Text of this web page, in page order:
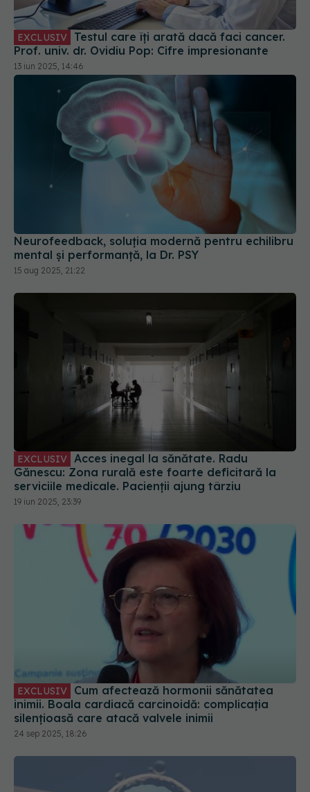
EXCLUSIV
Prof. univ. dr. Ovidiu Pop: Cifre impresionante
13 iun 2025, 14:46
Neurofeedback, soluția modernă pentru echilibru
mental și performanță, la Dr. PSY
15 aug 2025, 21:22
EXCLUSIV
Gănescu: Zona rurală este foarte deficitară la
serviciile medicale. Pacienții ajung târziu
19 iun 2025, 23:39
EXCLUSIV
inimii. Boala cardiacă carcinoidă: complicația
silențioasă care atacă valvele inimii
24 sep 2025, 18:26